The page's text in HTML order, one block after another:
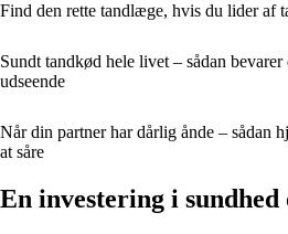
Find den rette tandlæge, hvis du lider af
Sundt tandkød hele livet – sådan
udseende
Når din partner har dårlig ånde – sådan
at såre
En investering i